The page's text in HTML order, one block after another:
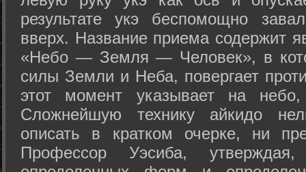
результате укэ беспомощно
вверх. Название приема содержит
«Небо — Земля — Человек», в
силы Земли и Неба, повергает
этот момент указывает на
Сложнейшую технику айкидо
описать в кратком очерке, ни
Профессор Уэсиба,